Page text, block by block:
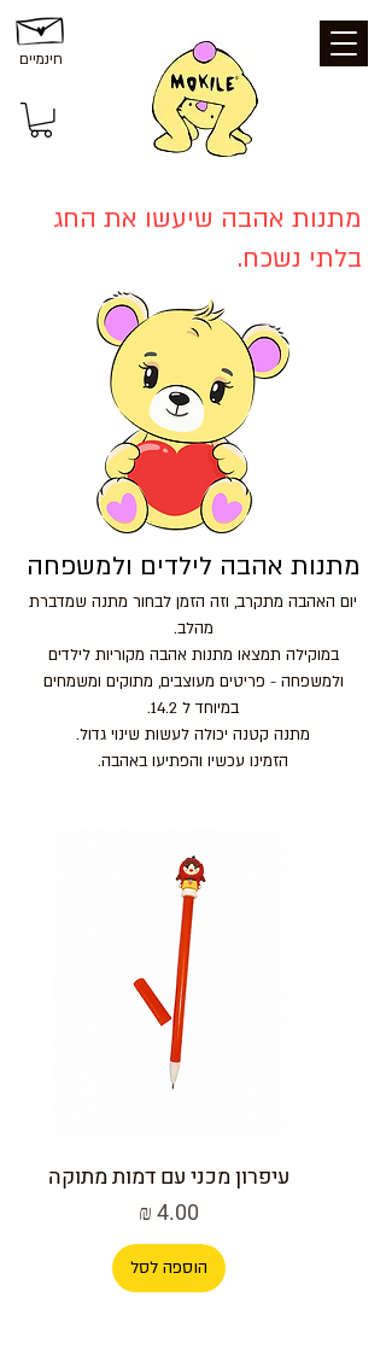
חינמיים
מתנות אהבה שיעשו את החג
בלתי נשכח.
מתנות אהבה לילדים ולמשפחה
יום האהבה מתקרב, וזה הזמן לבחור מתנה שמדברת
מהלב.
במוקילה תמצאו מתנות אהבה מקוריות לילדים
ולמשפחה - פריטים מעוצבים, מתוקים ומשמחים
במיוחד ל 14.2.
מתנה קטנה יכולה לעשות שינוי גדול.
הזמינו עכשיו והפתיעו באהבה.
עיפרון מכני עם דמות מתוקה
מחיר
הוספה לסל